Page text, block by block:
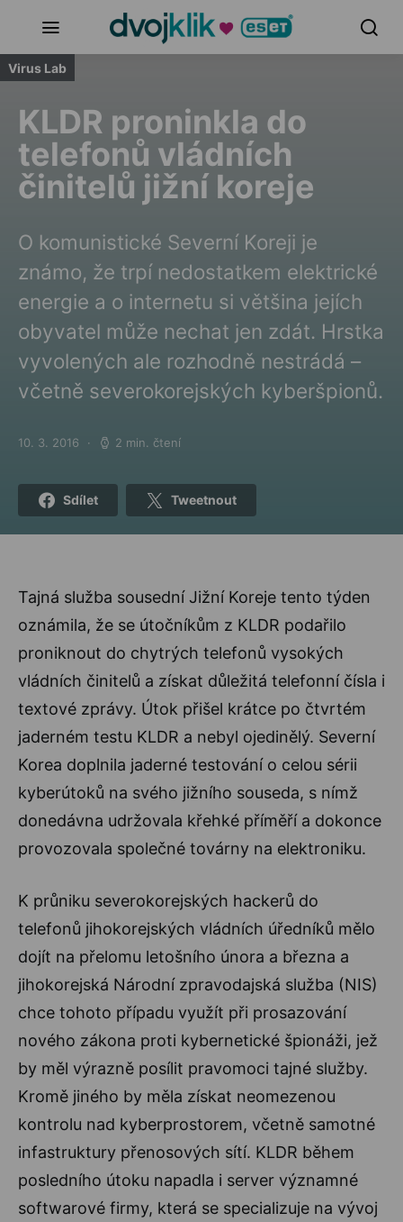
Virus Lab
KLDR proninkla do
telefonů vládních
činitelů jižní koreje
O komunistické Severní Koreji je
známo, že trpí nedostatkem elektrické
energie a o internetu si většina jejích
obyvatel může nechat jen zdát. Hrstka
vyvolených ale rozhodně nestrádá –
včetně severokorejských kyberšpionů.
Posted on
10. 3. 2016 2 min. čtení
Sdílet Tweetnout
Tajná služba sousední Jižní Koreje tento týden
oznámila, že se útočníkům z KLDR podařilo
proniknout do chytrých telefonů vysokých
vládních činitelů a získat důležitá telefonní čísla i
textové zprávy. Útok přišel krátce po čtvrtém
jaderném testu KLDR a nebyl ojedinělý. Severní
Korea doplnila jaderné testování o celou sérii
kyberútoků na svého jižního souseda, s nímž
donedávna udržovala křehké příměří a dokonce
provozovala společné továrny na elektroniku.
K průniku severokorejských hackerů do
telefonů jihokorejských vládních úředníků mělo
dojít na přelomu letošního února a března a
jihokorejská Národní zpravodajská služba (NIS)
chce tohoto případu využít při prosazování
nového zákona proti kybernetické špionáži, jež
by měl výrazně posílit pravomoci tajné služby.
Kromě jiného by měla získat neomezenou
kontrolu nad kyberprostorem, včetně samotné
infastruktury přenosových sítí. KLDR během
posledního útoku napadla i server významné
softwarové firmy, která se specializuje na vývoj